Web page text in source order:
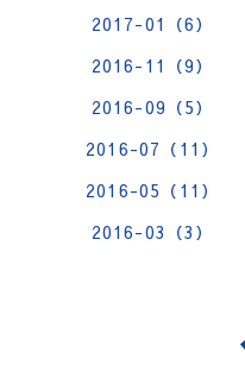
2017-01（6）
2016-11（9）
2016-09（5）
2016-07（11）
2016-05（11）
2016-03（3）